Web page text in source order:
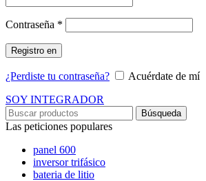
Contraseña *
Registro en
¿Perdiste tu contraseña?
Acuérdate de mí
SOY INTEGRADOR
Búsqueda
Las peticiones populares
panel 600
inversor trifásico
bateria de litio